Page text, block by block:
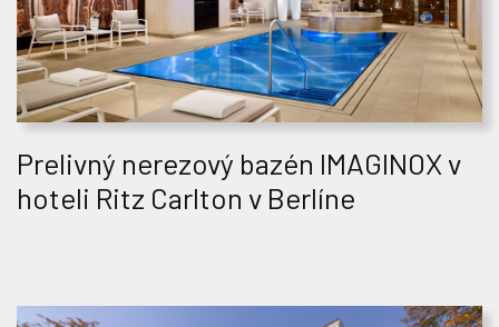
Prelivný nerezový bazén IMAGINOX v
hoteli Ritz Carlton v Berlíne